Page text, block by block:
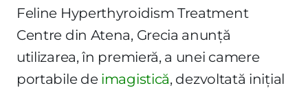
Feline Hyperthyroidism Treatment
Centre din Atena, Grecia anunță
utilizarea, în premieră, a unei camere
portabile de imagistică, dezvoltată inițial